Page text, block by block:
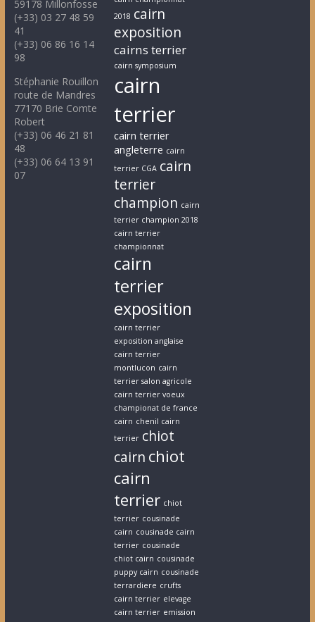
59178 Millonfosse
(+33) 03 27 48 59
41
(+33) 06 86 16 14
98
Stéphanie Rouillon
route de Mandres
77170 Brie Comte
Robert
(+33) 06 46 21 81
48
(+33) 06 64 13 91
07
2018 cairn
exposition
cairns terrier
cairn symposium
cairn
terrier
cairn terrier
angleterre cairn
terrier CGA cairn
terrier
champion cairn
terrier champion 2018
cairn terrier
championnat
cairn
terrier
exposition
cairn terrier
exposition anglaise
cairn terrier
montlucon cairn
terrier salon agricole
cairn terrier voeux
championat de france
cairn chenil cairn
terrier chiot
cairn chiot
cairn
terrier chiot
terrier cousinade
cairn cousinade cairn
terrier cousinade
chiot cairn cousinade
puppy cairn cousinade
terrardiere crufts
cairn terrier elevage
cairn terrier emission